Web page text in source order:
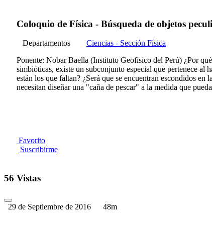
Coloquio de Física - Búsqueda de objetos
Departamentos
Ciencias - Sección Física
Ponente: Nobar Baella (Instituto Geofísico del Perú) ¿Por
simbióticas, existe un subconjunto especial que pertenece al
están los que faltan? ¿Será que se encuentran escondidos en
necesitan diseñar una "caña de pescar" a la medida que
Favorito
Suscribirme
56 Vistas
29 de Septiembre de 2016 48m